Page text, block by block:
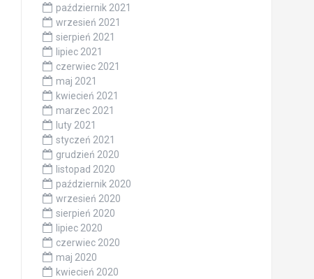
październik 2021
wrzesień 2021
sierpień 2021
lipiec 2021
czerwiec 2021
maj 2021
kwiecień 2021
marzec 2021
luty 2021
styczeń 2021
grudzień 2020
listopad 2020
październik 2020
wrzesień 2020
sierpień 2020
lipiec 2020
czerwiec 2020
maj 2020
kwiecień 2020